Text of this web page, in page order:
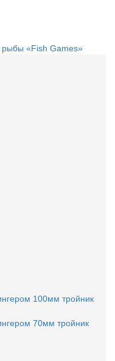
100мм тройник
70мм тройник